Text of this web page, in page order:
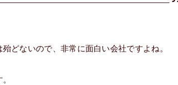
どないので、非常に面白い会社ですよね。